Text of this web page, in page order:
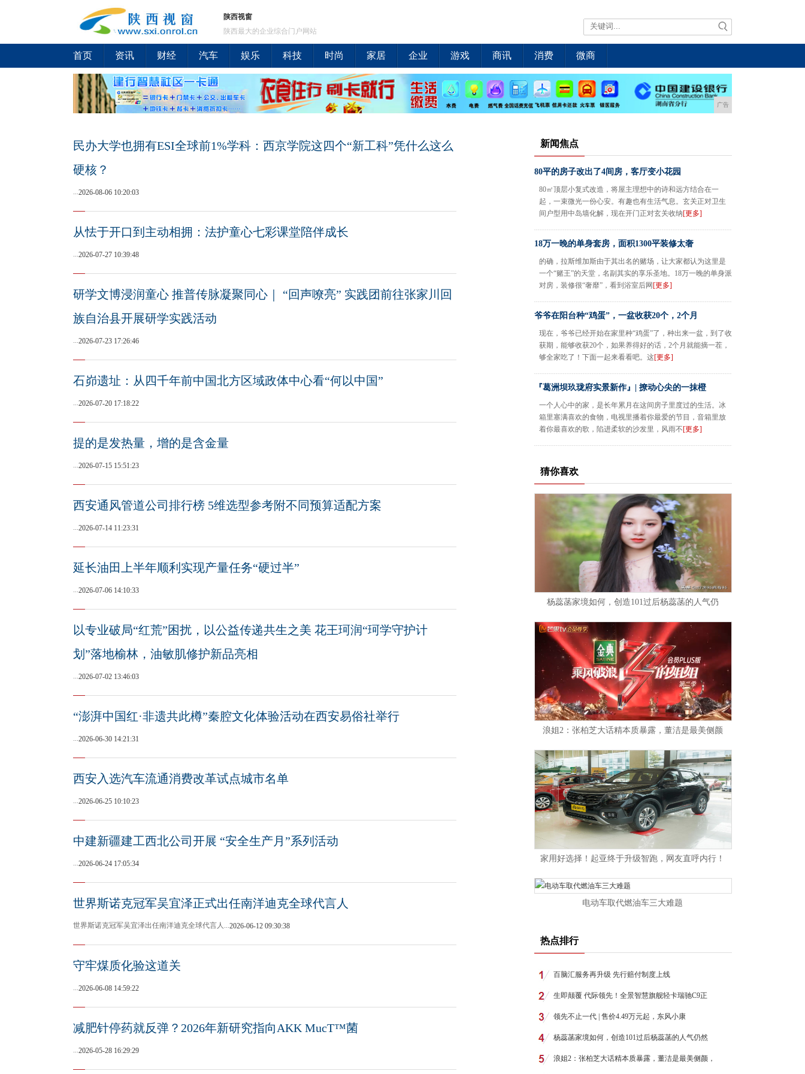
陕西视窗
陕西最大的企业综合门户网站
首页 资讯 财经 汽车 娱乐 科技 时尚 家居 企业 游戏 商讯 消费 微商
广告
民办大学也拥有ESI全球前1%学科：西京学院这四个“新工科”凭什么这么
硬核？
...2026-08-06 10:20:03
从怯于开口到主动相拥：法护童心七彩课堂陪伴成长
...2026-07-27 10:39:48
研学文博浸润童心 推普传脉凝聚同心｜ “回声嘹亮” 实践团前往张家川回
族自治县开展研学实践活动
...2026-07-23 17:26:46
石峁遗址：从四千年前中国北方区域政体中心看“何以中国”
...2026-07-20 17:18:22
提的是发热量，增的是含金量
...2026-07-15 15:51:23
西安通风管道公司排行榜 5维选型参考附不同预算适配方案
...2026-07-14 11:23:31
延长油田上半年顺利实现产量任务“硬过半”
...2026-07-06 14:10:33
以专业破局“红荒”困扰，以公益传递共生之美 花王珂润“珂学守护计
划”落地榆林，油敏肌修护新品亮相
...2026-07-02 13:46:03
“澎湃中国红·非遗共此樽”秦腔文化体验活动在西安易俗社举行
...2026-06-30 14:21:31
西安入选汽车流通消费改革试点城市名单
...2026-06-25 10:10:23
中建新疆建工西北公司开展 “安全生产月”系列活动
...2026-06-24 17:05:34
世界斯诺克冠军吴宜泽正式出任南洋迪克全球代言人
世界斯诺克冠军吴宜泽出任南洋迪克全球代言人...2026-06-12 09:30:38
守牢煤质化验这道关
...2026-06-08 14:59:22
减肥针停药就反弹？2026年新研究指向AKK MucT™菌
...2026-05-28 16:29:29
新闻焦点
80平的房子改出了4间房，客厅变小花园
80㎡顶层小复式改造，将屋主理想中的诗和远方结合在一
起，一束微光一份心安。有趣也有生活气息。玄关正对卫生
间户型用中岛墙化解，现在开门正对玄关收纳[更多]
18万一晚的单身套房，面积1300平装修太奢
的确，拉斯维加斯由于其出名的赌场，让大家都认为这里是
一个“赌王”的天堂，名副其实的享乐圣地。18万一晚的单身派
对房，装修很“奢靡”，看到浴室后网 [更多]
爷爷在阳台种“鸡蛋”，一盆收获20个，2个月
现在，爷爷已经开始在家里种“鸡蛋”了，种出来一盆，到了收
获期，能够收获20个，如果养得好的话，2个月就能摘一茬，
够全家吃了！下面一起来看看吧。这[更多]
『葛洲坝玖珑府实景新作』| 撩动心尖的一抹橙
一个人心中的家，是长年累月在这间房子里度过的生活。冰
箱里塞满喜欢的食物，电视里播着你最爱的节目，音箱里放
着你最喜欢的歌，陷进柔软的沙发里，风雨不[更多]
猜你喜欢
杨蕊菡家境如何，创造101过后杨蕊菡的人气仍
浪姐2：张柏芝大话精本质暴露，董洁是最美侧颜
家用好选择！起亚终于升级智跑，网友直呼内行！
电动车取代燃油车三大难题
热点排行
百脑汇服务再升级 先行赔付制度上线
生即颠覆 代际领先！全景智慧旗舰轻卡瑞驰C9正
领先不止一代 | 售价4.49万元起，东风小康
杨蕊菡家境如何，创造101过后杨蕊菡的人气仍然
浪姐2：张柏芝大话精本质暴露，董洁是最美侧颜，